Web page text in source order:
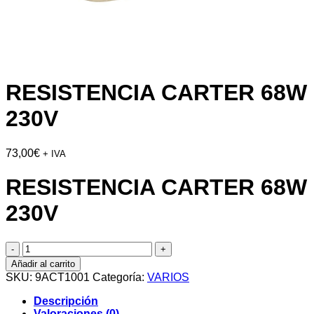
RESISTENCIA CARTER 68W
230V
73,00€ + IVA
RESISTENCIA CARTER 68W
230V
RESISTENCIA
CARTER
68W
230V
cantidad
Añadir al carrito
SKU: 9ACT1001 Categoría: VARIOS
Descripción